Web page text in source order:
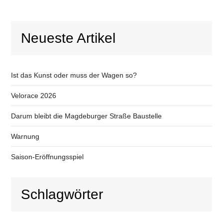
Neueste Artikel
Ist das Kunst oder muss der Wagen so?
Velorace 2026
Darum bleibt die Magdeburger Straße Baustelle
Warnung
Saison-Eröffnungsspiel
Schlagwörter